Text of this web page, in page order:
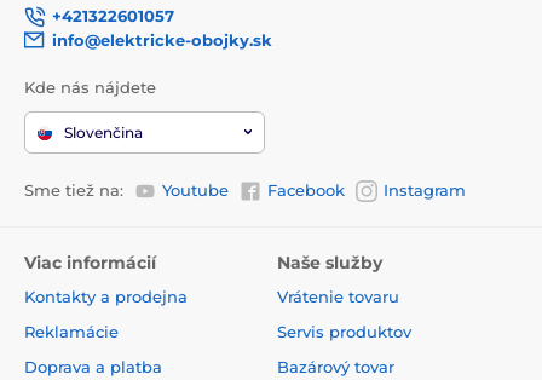
+421322601057
info@elektricke-obojky.sk
Kde nás nájdete
Slovenčina
Sme tiež na: Youtube Facebook Instagram
Viac informácií
Kontakty a prodejna
Reklamácie
Doprava a platba
Naše služby
Vrátenie tovaru
Servis produktov
Bazárový tovar